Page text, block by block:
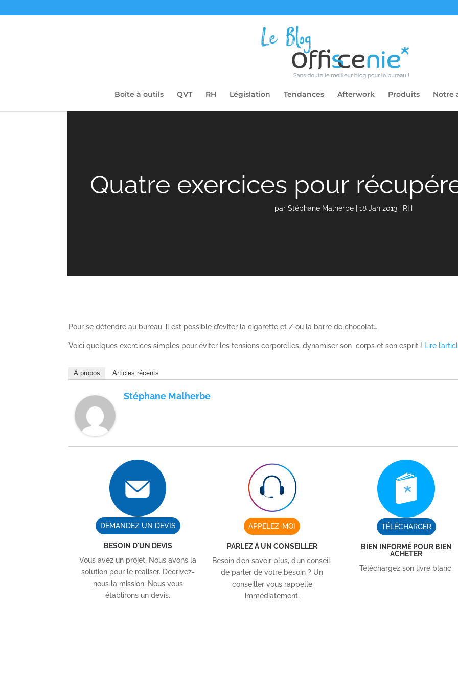
Boîte à outils QVT RH Législation Tendances Afterwork Produits Notre
Quatre exercices pour
par Stéphane Malherbe 18 Jan 2013 RH
Pour se détendre au bureau, il est possible d’éviter la cigarette et / ou la barre de chocolat….
Voici quelques exercices simples pour éviter les tensions corporelles, dynamiser son corps et son esprit ! Lire
À propos Articles récents
Stéphane Malherbe
DEMANDEZ UN DEVIS
BESOIN D'UN DEVIS
Vous avez un projet. Nous avons la
solution pour le réaliser. Décrivez-
nous la mission. Nous vous
établirons un devis.
APPELEZ-MOI
PARLEZ À UN CONSEILLER
Besoin d’en savoir plus, d’un conseil,
de parler de votre besoin ? Un
conseiller vous rappelle
immédiatement.
TÉLÉCHARGER
BIEN INFORMÉ POUR BIEN
ACHETER
Téléchargez son livre blanc.